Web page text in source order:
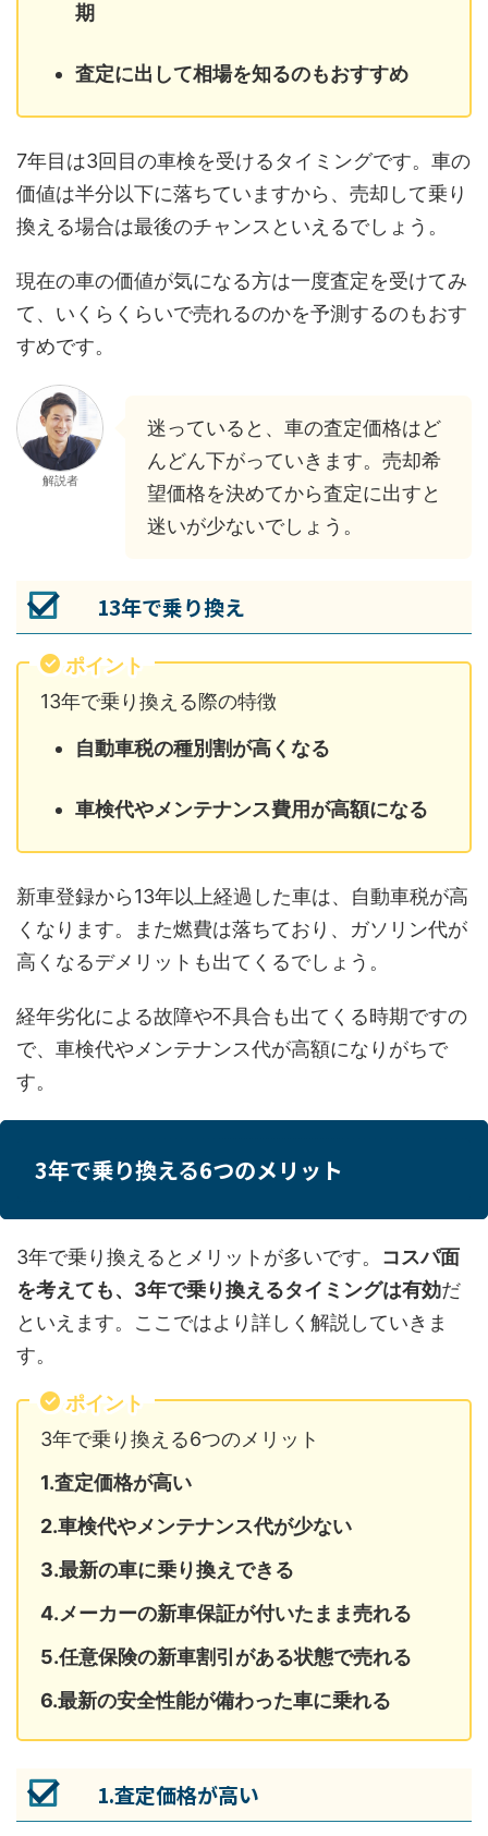
期
査定に出して相場を知るのもおすすめ
7年目は3回目の車検を受けるタイミングです。車の
価値は半分以下に落ちていますから、売却して乗り
換える場合は最後のチャンスといえるでしょう。
現在の車の価値が気になる方は一度査定を受けてみ
て、いくらくらいで売れるのかを予測するのもおす
すめです。
解説者
迷っていると、車の査定価格はど
んどん下がっていきます。売却希
望価格を決めてから査定に出すと
迷いが少ないでしょう。
13年で乗り換え
ポイント
13年で乗り換える際の特徴
自動車税の種別割が高くなる
車検代やメンテナンス費用が高額になる
新車登録から13年以上経過した車は、自動車税が高
くなります。また燃費は落ちており、ガソリン代が
高くなるデメリットも出てくるでしょう。
経年劣化による故障や不具合も出てくる時期ですの
で、車検代やメンテナンス代が高額になりがちで
す。
3年で乗り換える6つのメリット
3年で乗り換えるとメリットが多いです。 コスパ面
を考えても、3年で乗り換えるタイミングは有効だ
といえます。ここではより詳しく解説していきま
す。
ポイント
3年で乗り換える6つのメリット
1.査定価格が高い
2.車検代やメンテナンス代が少ない
3.最新の車に乗り換えできる
4.メーカーの新車保証が付いたまま売れる
5.任意保険の新車割引がある状態で売れる
6.最新の安全性能が備わった車に乗れる
1.査定価格が高い